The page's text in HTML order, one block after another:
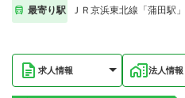
最寄り駅 ＪＲ京浜東北線「蒲田駅
求人情報 法人情報